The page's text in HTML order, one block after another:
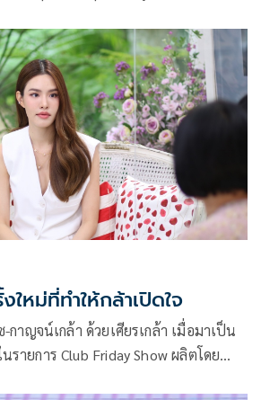
นได้ดีตีได้แตกกระจุยทำเอาแฟนๆ พา
เป็นอีกหนึ่งหนุ่มที่เชื่อมากในเรื่อง
มรัก
ใหม่ที่ทำให้กล้าเปิดใจ
กาญจน์เกล้า ด้วยเศียรเกล้า เมื่อมาเป็น
Show ผลิตโดย